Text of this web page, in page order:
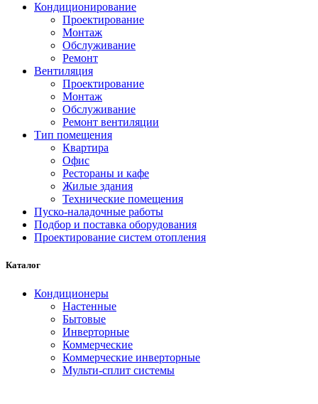
Кондиционирование
Проектирование
Монтаж
Обслуживание
Ремонт
Вентиляция
Проектирование
Монтаж
Обслуживание
Ремонт вентиляции
Тип помещения
Квартира
Офис
Рестораны и кафе
Жилые здания
Технические помещения
Пуско-наладочные работы
Подбор и поставка оборудования
Проектирование систем отопления
Каталог
Кондиционеры
Настенные
Бытовые
Инверторные
Коммерческие
Коммерческие инверторные
Мульти-сплит системы